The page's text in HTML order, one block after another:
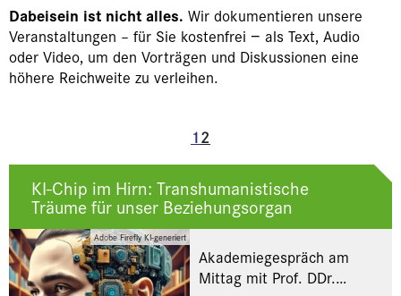
Dabeisein ist nicht alles. Wir dokumentieren unsere
Veranstaltungen – für Sie kostenfrei − als Text, Audio
oder Video, um den Vorträgen und Diskussionen eine
höhere Reichweite zu verleihen.
12
Adobe Firefly KI-generiert
KI-Chip im Hirn: Transhumanistische
Träume für unser Beziehungsorgan
Akademiegespräch am
Mittag mit Prof. DDr.